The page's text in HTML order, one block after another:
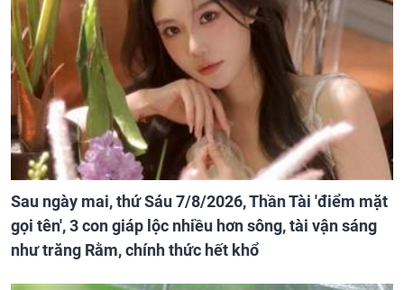
Sau ngày mai, thứ Sáu 7/8/2026, Thần Tài 'điểm mặt
gọi tên', 3 con giáp lộc nhiều hơn sông, tài vận sáng
như trăng Rằm, chính thức hết khổ